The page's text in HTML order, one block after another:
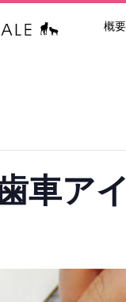
中之条ビエ
概要
車ア